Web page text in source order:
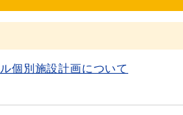
個別施設計画について